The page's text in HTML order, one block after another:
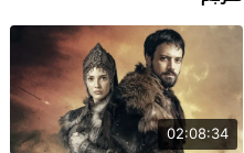
02:08:34